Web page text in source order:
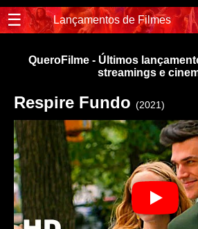
☰ Lançamentos de Filmes
QueroFilme - Últimos
streamings e
Respire Fundo (2021)